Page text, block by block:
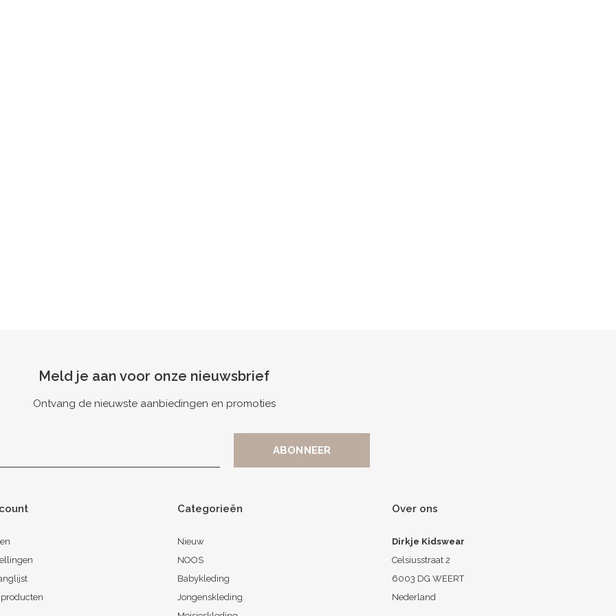
Meld je aan voor onze nieuwsbrief
Ontvang de nieuwste aanbiedingen en promoties
Categorieën
Nieuw
NOOS
Babykleding
Jongenskleding
Over ons
Dirkje Kidswear
Celsiusstraat 2
6003 DG WEERT
Nederland